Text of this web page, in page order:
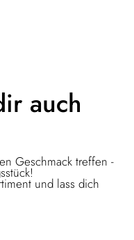
auch
Geschmack treffen -
und lass dich